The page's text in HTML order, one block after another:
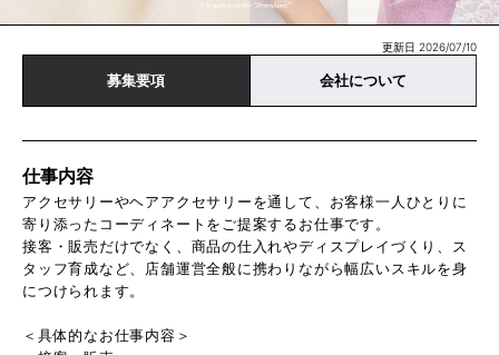
更新日 2026/07/10
募集要項 会社について
仕事内容
アクセサリーやヘアアクセサリーを通して、お客様一人ひとりに
寄り添ったコーディネートをご提案するお仕事です。
接客・販売だけでなく、商品の仕入れやディスプレイづくり、ス
タッフ育成など、店舗運営全般に携わりながら幅広いスキルを身
につけられます。
＜具体的なお仕事内容＞